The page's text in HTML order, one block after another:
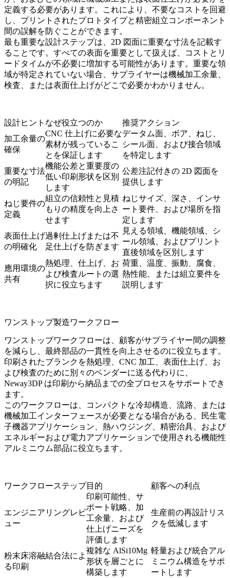
定義する必要があります。これにより、不要なコストを回避
し、プリントされたプロトタイプと精密組立コンポーネント
間の誤解を防ぐことができます。
最も重要な設計ステップは、2D 図面に重要な寸法を記載す
ることです。すべての表面を重要として扱えば、コストとリ
ードタイムが不必要に増加する可能性があります。重要な領
域が特定されていない場合、サプライヤーは機械加工余量、
検査、または表面仕上げがどこで必要かわかりません。
設計ヒント なぜ役立つのか
推奨アクション
加工余量の
確保
CNC 仕上げに必要な
素材が残っているこ
とを保証します
データム面、ボア、ねじ、
シール面、および接合領域
を特定します
重要な寸法
の明記
機能公差と重要度の
低い印刷形状を区別
します
公差注記付きの 2D 図面を
提供します
ねじ要件の
定義
組立の信頼性と見積
もりの精度を向上さ
せます
ねじサイズ、深さ、インサ
ート要件、および場所を指
定します
表面仕上げ
の明確化
過剰仕上げまたは不
足仕上げを防ぎます
見える領域、機能領域、シ
ール領域、およびプリント
直後領域を区別します
應用環境の
共有
熱処理、仕上げ、お
よび検査ルートの選
択に役立ちます
荷重、温度、振動、腐食、
熱性能、または組立要件を
説明します
ワンストップ製造ワークフロー
ワンストップワークフローは、顧客がサプライヤー間の調整
を減らし、最終部品の一貫性を向上させるのに役立ちます。
印刷されたブランクを熱処理、CNC 加工、表面仕上げ、お
よび検査のために別々のベンダーに送る代わりに、
Neway3DP は印刷から納品までの全プロセスをサポートでき
ます。
このワークフローは、コンパクトな冷却構造、流路、または
機械加工インターフェースが必要となる場合がある、
民生電
子機器アプリケーション 、熱ハウジング、精密治具、および
エネルギーおよび電力アプリケーションで使用される機能性
アルミニウム部品に役立ちます。
ワークフローステップ目的 顧客への利点
エンジニアリングレビ
ュー
印刷可能性、サ
ポート戦略、加
工余量、および
仕上げニーズを
評価します
生産前の再設計リス
クを低減します
粉末床溶融結合法によ
る印刷
複雑な AlSi10Mg
形状を層ごとに
構築します
軽量および統合アル
ミニウム構造をサポ
ートします